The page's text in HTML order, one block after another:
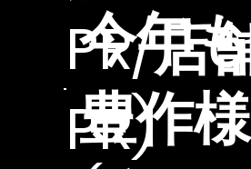
PR/店
PR)
今年も
豊作様